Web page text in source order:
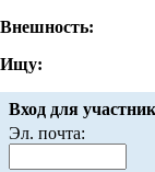
Внешность:
Ищу:
Вход для
Эл. почта: